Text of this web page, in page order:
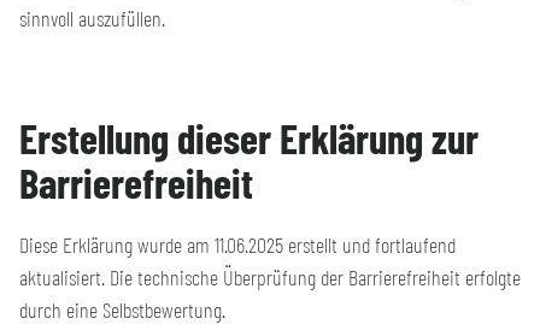
sinnvoll auszufüllen.
Erstellung dieser Erklärung zur
Barrierefreiheit
Diese Erklärung wurde am 11.06.2025 erstellt und fortlaufend
aktualisiert. Die technische Überprüfung der Barrierefreiheit erfolgte
durch eine Selbstbewertung.